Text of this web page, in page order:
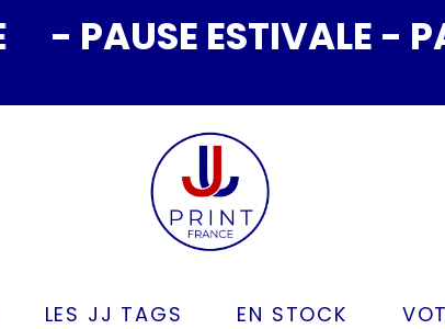
ESTIVALE -
LES JJ TAGS EN STOCK